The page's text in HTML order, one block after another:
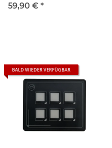
59,90 € *
BALD WIEDER VERFÜGBAR